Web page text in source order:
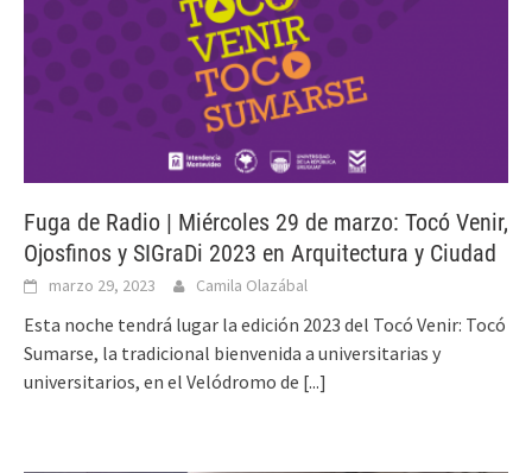
Fuga de Radio | Miércoles 29 de marzo: Tocó Venir,
Ojosfinos y SIGraDi 2023 en Arquitectura y Ciudad
marzo 29, 2023 Camila Olazábal
Esta noche tendrá lugar la edición 2023 del Tocó Venir: Tocó
Sumarse, la tradicional bienvenida a universitarias y
universitarios, en el Velódromo de [...]